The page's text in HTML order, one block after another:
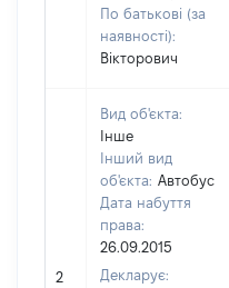
По батькові (за
наявності):
Вікторович
2
Вид об'єкта:
Інше
Інший вид
об'єкта: Автобус
Дата набуття
права:
26.09.2015
Декларує: